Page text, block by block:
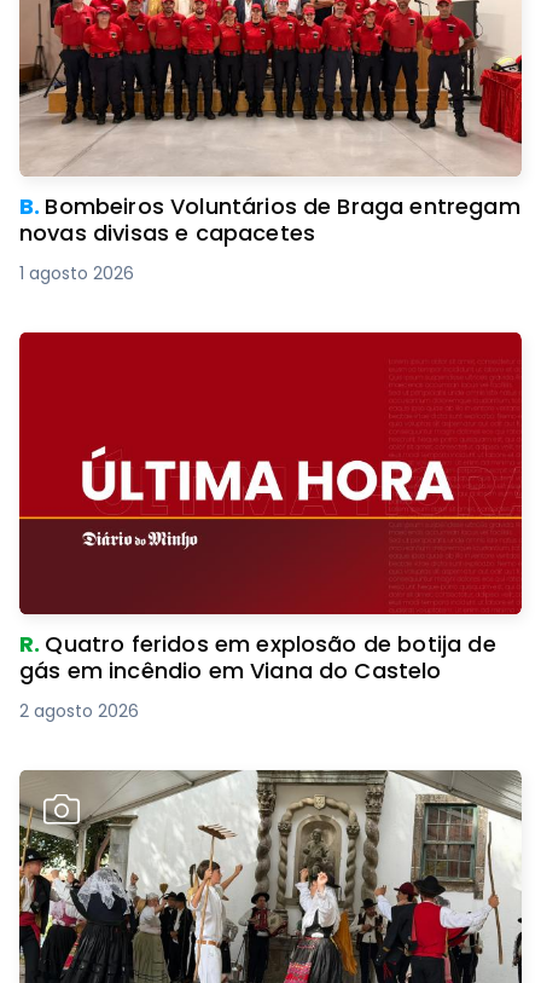
B. Bombeiros Voluntários de Braga entregam
novas divisas e capacetes
1 agosto 2026
R. Quatro feridos em explosão de botija de
gás em incêndio em Viana do Castelo
2 agosto 2026